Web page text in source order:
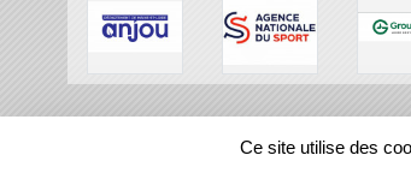
REGIONS
Ce site utilise des